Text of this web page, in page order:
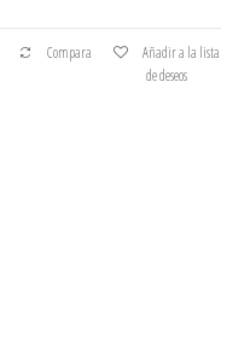
Compara
Añadir a la lista
de deseos